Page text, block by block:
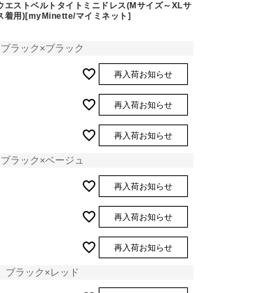
エストベルトタイトミニドレス(Mサイズ～XLサ
着用)[myMinette/マイミネット]
ブラック×ブラック
再入荷お知らせ
再入荷お知らせ
再入荷お知らせ
ブラック×ベージュ
再入荷お知らせ
再入荷お知らせ
再入荷お知らせ
ブラック×レッド